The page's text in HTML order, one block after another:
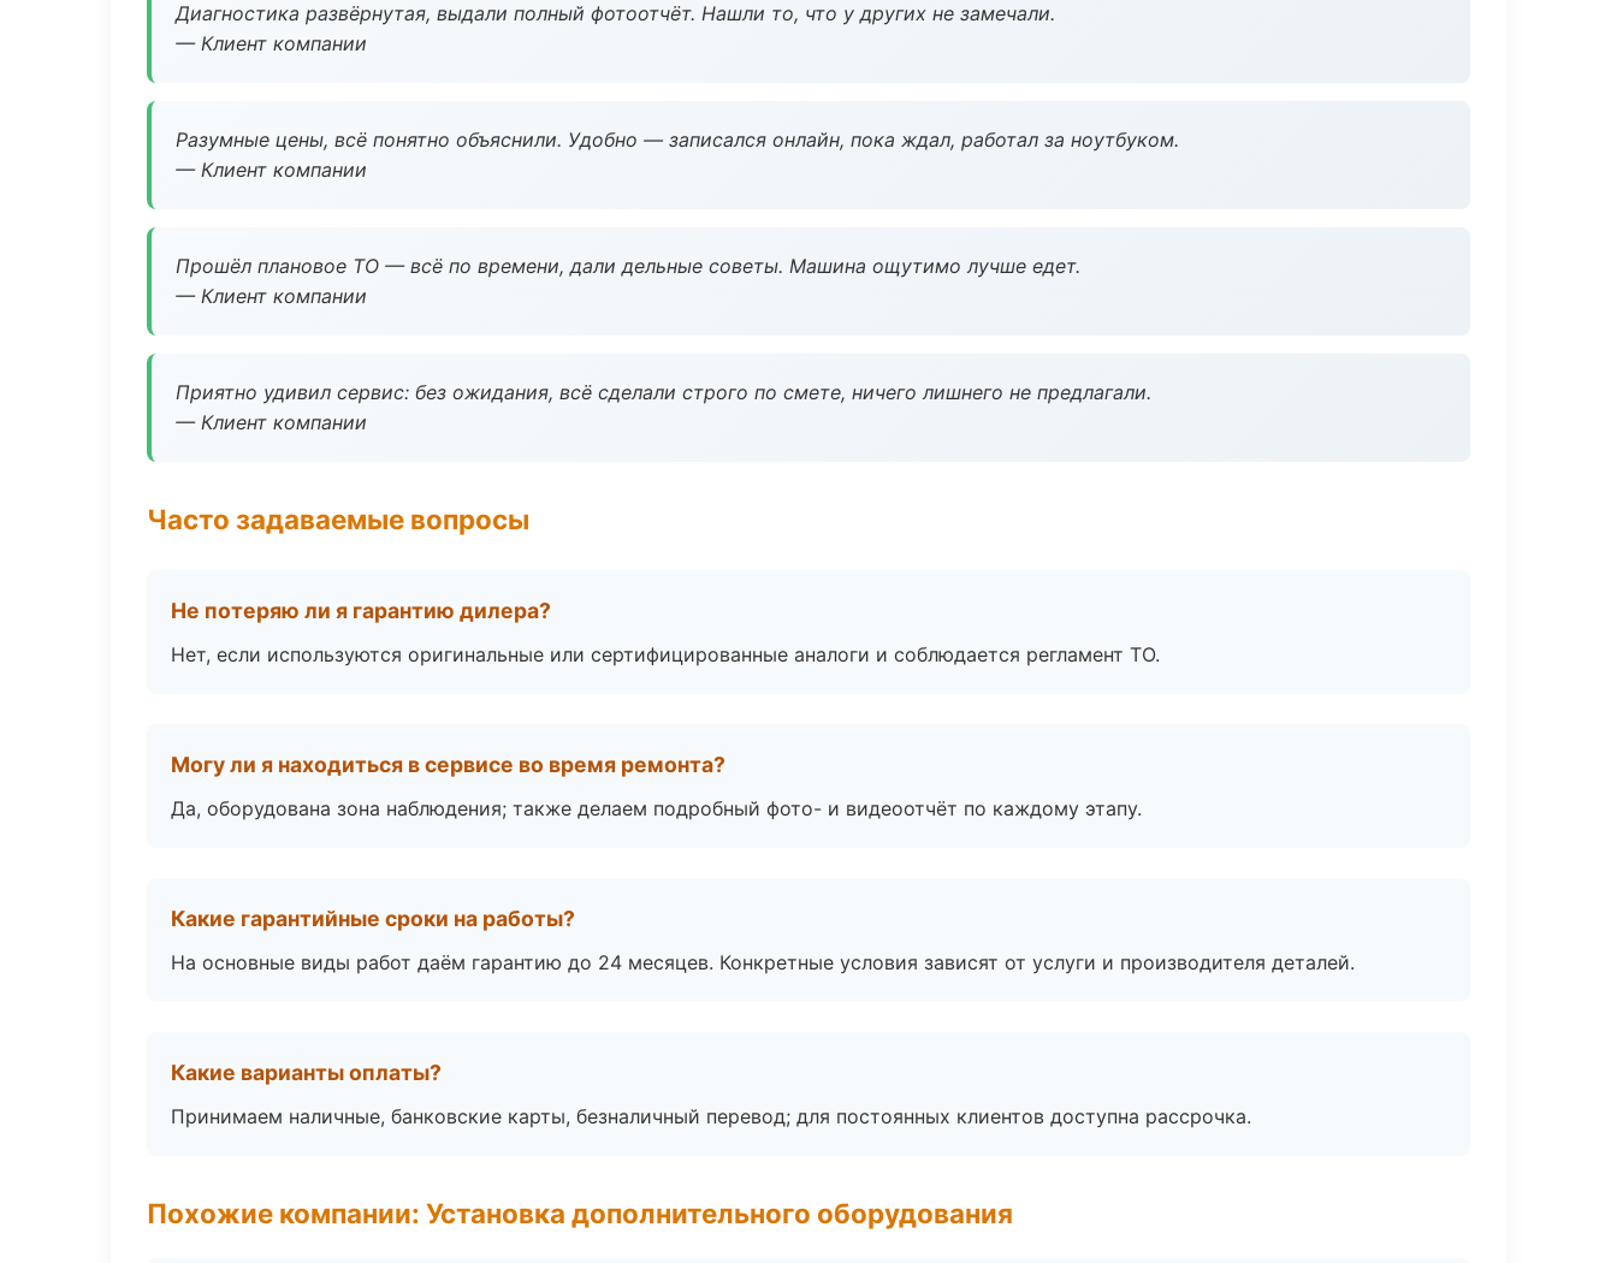
Диагностика развёрнутая, выдали полный фотоотчёт. Нашли то, что у других не замечали.
— Клиент компании
Разумные цены, всё понятно объяснили. Удобно — записался онлайн, пока ждал, работал за ноутбуком.
— Клиент компании
Прошёл плановое ТО — всё по времени, дали дельные советы. Машина ощутимо лучше едет.
— Клиент компании
Приятно удивил сервис: без ожидания, всё сделали строго по смете, ничего лишнего не предлагали.
— Клиент компании
Часто задаваемые вопросы
Не потеряю ли я гарантию дилера?
Нет, если используются оригинальные или сертифицированные аналоги и соблюдается регламент ТО.
Могу ли я находиться в сервисе во время ремонта?
Да, оборудована зона наблюдения; также делаем подробный фото- и видеоотчёт по каждому этапу.
Какие гарантийные сроки на работы?
На основные виды работ даём гарантию до 24 месяцев. Конкретные условия зависят от услуги и производителя деталей.
Какие варианты оплаты?
Принимаем наличные, банковские карты, безналичный перевод; для постоянных клиентов доступна рассрочка.
Похожие компании: Установка дополнительного оборудования